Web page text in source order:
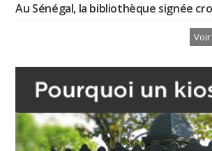
Au Sénégal, la bibliothèque signée